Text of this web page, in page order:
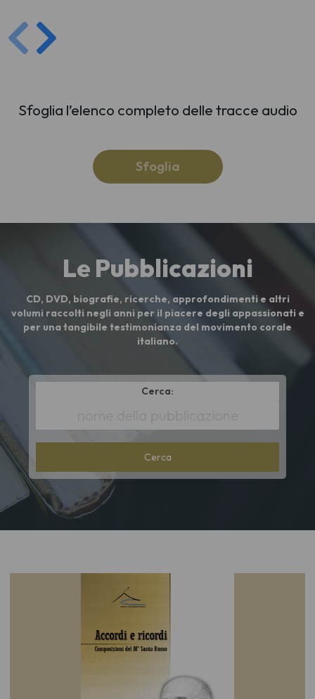
Sfoglia l’elenco completo delle tracce audio
Sfoglia
Le Pubblicazioni
CD, DVD, biografie, ricerche, approfondimenti e altri
volumi raccolti negli anni per il piacere degli appassionati e
per una tangibile testimonianza del movimento corale
italiano.
Cerca: